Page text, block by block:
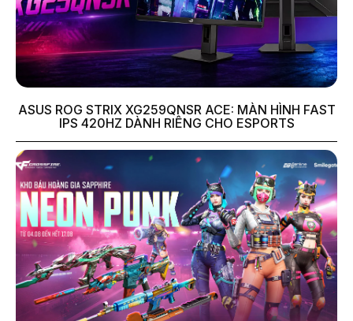
ASUS ROG STRIX XG259QNSR ACE: MÀN HÌNH FAST
IPS 420HZ DÀNH RIÊNG CHO ESPORTS